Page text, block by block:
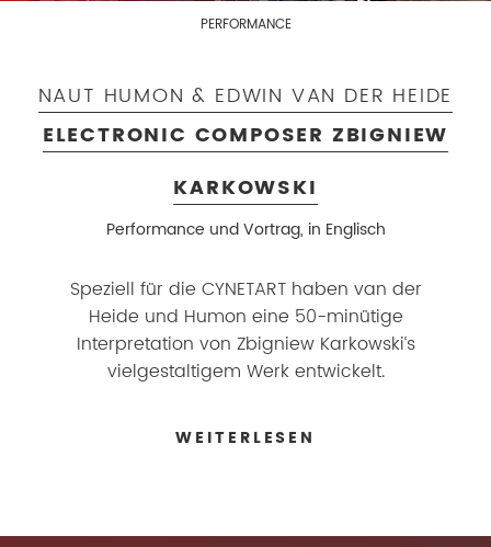
PERFORMANCE
NAUT HUMON & EDWIN VAN DER HEIDE
ELECTRONIC COMPOSER ZBIGNIEW
KARKOWSKI
Performance und Vortrag, in Englisch
Speziell für die CYNETART haben van der
Heide und Humon eine 50-minütige
Interpretation von Zbigniew Karkowski‘s
vielgestaltigem Werk entwickelt.
WEITERLESEN